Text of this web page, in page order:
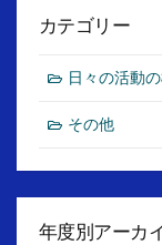
カテゴリー
日々の活動
その他
年度別アーカ